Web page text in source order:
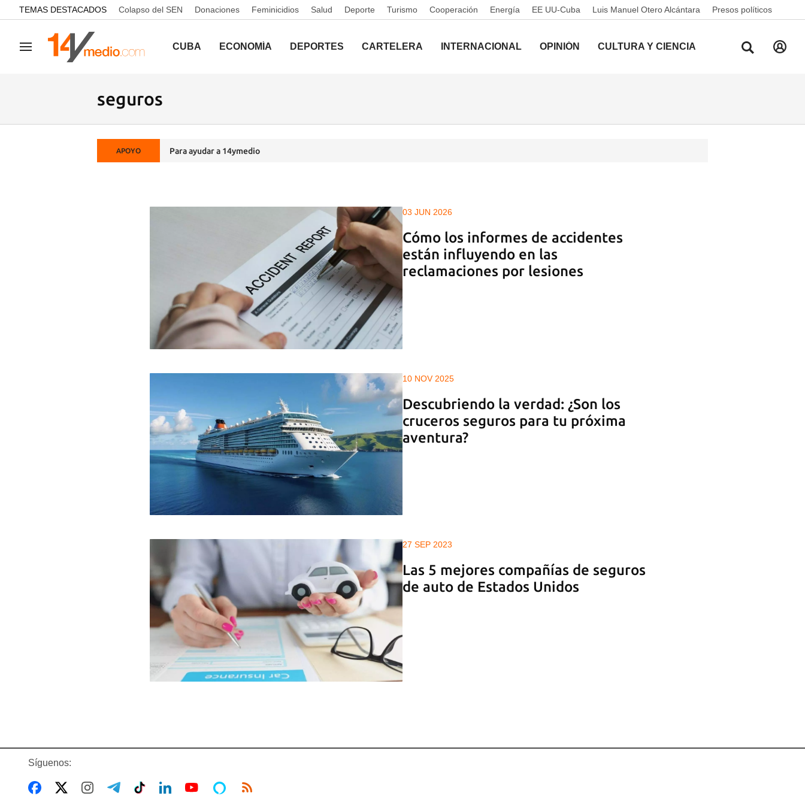
common.go-to-content
TEMAS DESTACADOS Colapso del SEN Donaciones Feminicidios Salud Deporte Turismo Cooperación Energía EE UU-Cuba Luis Manuel Otero Alcántara Presos políticos
Navegación CUBA ECONOMÍA DEPORTES CARTELERA INTERNACIONAL OPINIÓN CULTURA Y CIENCIA
seguros
APOYO Para ayudar a 14ymedio
03 JUN 2026
Cómo los informes de accidentes
están influyendo en las
reclamaciones por lesiones
10 NOV 2025
Descubriendo la verdad: ¿Son los
cruceros seguros para tu próxima
aventura?
27 SEP 2023
Las 5 mejores compañías de seguros
de auto de Estados Unidos
Síguenos: